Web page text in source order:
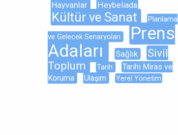
Hayvanlar Heybeliada
Kültür ve Sanat
Planlama
ve Gelecek Senaryoları
Prens
Adaları
Sağlık
Sivil
Toplum
Tarih
Tarihi Miras ve
Koruma
Ulaşım Yerel Yönetim